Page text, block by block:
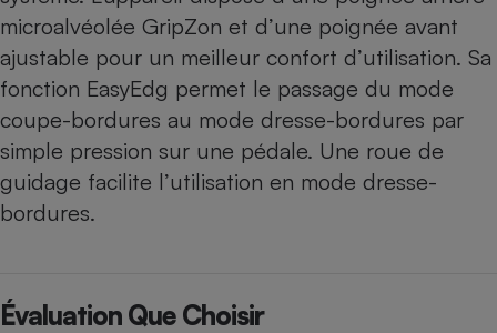
microalvéolée GripZon et d’une poignée avant
ajustable pour un meilleur confort d’utilisation. Sa
fonction EasyEdg permet le passage du mode
coupe-bordures au mode dresse-bordures par
simple pression sur une pédale. Une roue de
guidage facilite l’utilisation en mode dresse-
bordures.
Évaluation Que Choisir